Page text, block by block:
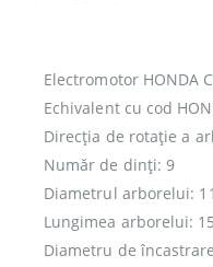
Electromotor HONDA
Echivalent cu cod
Direcția de rotație a
Număr de dinți: 9
Diametrul arborelui:
Lungimea arborelui:
Diametru de